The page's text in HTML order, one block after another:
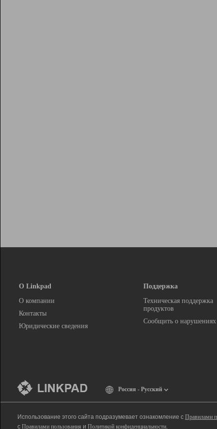
О Linkpad
О компании
Контакты
Юридические сведения
Поддержка
Техническая поддержка
продуктов
Сообщить о нарушениях
Россия - Русский
Использование этого сайта подразумевает ознакомление с Правилами
с Правилами пользования и Политикой конфиденциальности.